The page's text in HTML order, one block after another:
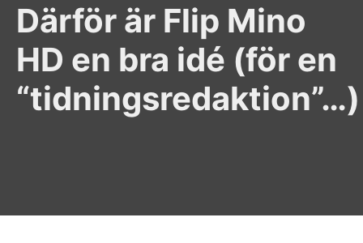
Därför är Flip Mino
HD en bra idé (för en
“tidningsredaktion”…)